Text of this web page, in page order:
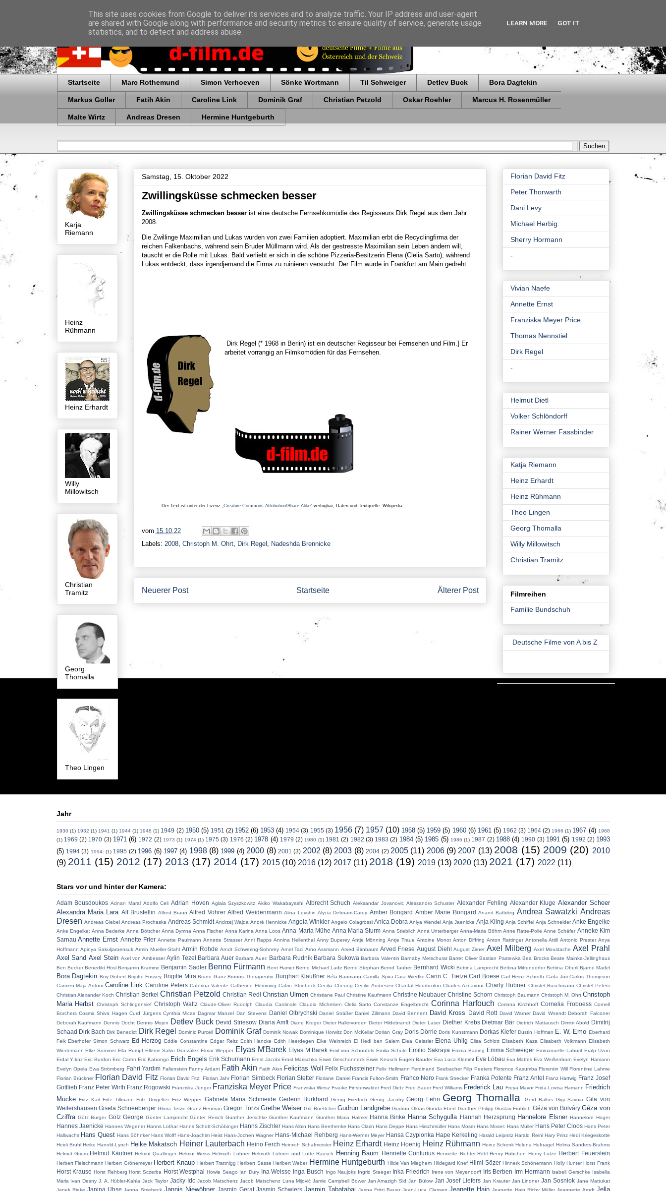
Startseite Marc Rothemund Simon Verhoeven Sönke Wortmann Til Schweiger Detlev Buck Bora Dagtekin
Markus Goller Fatih Akin Caroline Link Dominik Graf Christian Petzold Oskar Roehler Marcus H. Rosenmüller
Malte Wirtz Andreas Dresen Hermine Huntgeburth
Samstag, 15. Oktober 2022
Zwillingsküsse schmecken besser
Zwillingsküsse schmecken besser ist eine deutsche Fernsehkomödie des Regisseurs Dirk Regel aus dem Jahr
2008.
Die Zwillinge Maximilian und Lukas wurden von zwei Familien adoptiert. Maximilian erbt die Recyclingfirma der
reichen Falkenbachs, während sein Bruder Müllmann wird. Als der gestresste Maximilian sein Leben ändern will,
tauscht er die Rolle mit Lukas. Bald verliebt er sich in die schöne Pizzeria-Besitzerin Elena (Clelia Sarto), während
Lukas entdeckt, dass irgendjemand die Firma zu ruinieren versucht. Der Film wurde in Frankfurt am Main gedreht.
Dirk Regel (* 1968 in Berlin) ist ein deutscher Regisseur bei Fernsehen und Film.] Er
arbeitet vorrangig an Filmkomödien für das Fernsehen.
Der Text ist unter der Lizenz „Creative Commons Attribution/Share Alike“verfügbar; Daten und Textquelle: Wikipedia
vom 15.10.22
Labels: 2008, Christoph M. Ohrt, Dirk Regel , Nadeshda Brennicke
Neuerer Post Älterer Post
Startseite
Karja
Riemann
Heinz
Rühmann
Heinz Erhardt
Willy
Millowitsch
Christian
Tramitz
Georg
Thomalla
Theo Lingen
Florian David Fitz
Peter Thorwarth
Dani Levy
Michael Herbig
Sherry Hormann
-
Vivian Naefe
Annette Ernst
Franziska Meyer Price
Thomas Nennstiel
Dirk Regel
-
Helmut Dietl
Volker Schlöndorff
Rainer Werner Fassbinder
Katja Riemann
Heinz Erhardt
Heinz Rühmann
Theo Lingen
Georg Thomalla
Willy Millowitsch
Christian Tramitz
Filmreihen
Familie Bundschuh
Deutsche Filme von A bis Z
Jahr
1930 (1) 1932 (1) 1941 (1) 1944 (1) 1948 (1) 1949 (2) 1950 (5) 1951 (2) 1952 (6) 1953 (4) 1954 (3) 1955 (3) 1956 (7) 1957 (10) 1958 (5) 1959 (5) 1960 (6) 1961 (5) 1962 (3) 1964 (2) 1966 (1) 1967 (4) 1968
(1) 1969 (2) 1970 (3) 1971 (6) 1972 (2) 1973 (1) 1974 (1) 1975 (3) 1976 (2) 1978 (4) 1979 (2) 1980 (1) 1981 (2) 1982 (3) 1983 (2) 1984 (5) 1985 (5) 1986 (1) 1987 (2) 1988 (4) 1990 (3) 1991 (5) 1992 (2) 1993
(5) 1994 (3) 1994: (1) 1995 (2) 1996 (6) 1997 (4) 1998 (8) 1999 (4) 2000 (8) 2001 (3) 2002 (8) 2003 (8) 2004 (2) 2005 (11) 2006 (9) 2007 (13) 2008 (15) 2009 (20) 2010
(9) 2011 (15) 2012 (17) 2013 (17) 2014 (17) 2015 (10) 2016 (12) 2017 (11) 2018 (19) 2019 (13) 2020 (13) 2021 (17) 2022 (11)
Stars vor und hinter der Kamera:
Adam Bousdoukos Adnan Maral Adolfo Celi Adrian Hoven Aglaia Szyszkowitz Akiko Wakabayashi Albrecht Schuch Aleksandar Jovanovic Alessandro Schuster Alexander Fehling Alexander Kluge Alexander Scheer
Alexandra Maria Lara Alf Brustellin Alfred Braun Alfred Vohrer Alfred Weidenmann Alina Levshin Alycia Debnam-Carey Amber Bongard Amber Marie Bongard Anand Batbileg Andrea Sawatzki Andreas
Dresen Andreas Giebel Andreas Prochaska Andreas Schmidt Andrzej Wajda André Hennicke Angela Winkler Angelo Colagrossi Anica Dobra Aniya Wendel Anja Jaenicke Anja Kling Anja Schiffel Anja Schneider Anke Engelke
Anke Engelke: Anna Bederke Anna Böttcher Anna Dymna Anna Fischer Anna Karina Anna Loos Anna Maria Mühe Anna Maria Sturm Anna Stieblich Anna Unterberger Anna-Maria Böhm Anne Ratte-Polle Anne Schäfer Anneke Kim
Sarnau Annette Ernst Annette Frier Annette Paulmann Annette Strasser Anni Rapps Annina Hellenthal Anny Duperey Antje Mönning Antje Traue Antoine Monot Anton Diffring Anton Rattinger Antonella Attili Antonio Prester Anya
Hoffmann Apinya Sakuljaroensuk Armin Mueller-Stahl Armin Rohde Arndt Schwering-Sohnrey Arnel Taci Arno Assmann Arved Birnbaum Arved Friese August Diehl August Zirner Axel Milberg Axel Moustache Axel Prahl
Axel Sand Axel Stein Axel von Ambesser Aylin Tezel Barbara Auer Barbara Auer: Barbara Rudnik Barbara Sukowa Barbara Valentin Barnaby Metschurat Barret Oliver Bastian Pastewka Bea Brocks Beate Mainka-Jellinghaus
Ben Becker Benedikt Hösl Benjamin Kramme Benjamin Sadler Benno Fürmann Bent Hamer Bernd Michael Lade Bernd Stephan Bernd Tauber Bernhard Wicki Bettina Lamprecht Bettina Mittendorfer Bettina Oberli Bjarne Mädel
Bora Dagtekin Boy Gobert Brigitte Fossey Brigitte Mira Bruno Ganz Brunos Therapeutin Burghart Klaußner Béla Baumann Camilla Spira Cara Wiedke Carin C. Tietze Carl Boese Carl Heinz Schroth Carla Juri Carlos Thompson
Carmen-Maja Antoni Caroline Link Caroline Peters Caterina Valente Catherine Flemming Catrin Striebeck Cecilia Cheung Cecilio Andresen Chantal Hourticolon Charles Aznavour Charly Hübner Christel Buschmann Christel Peters
Christian Alexander Koch Christian Berkel Christian Petzold Christian Redl Christian Ulmen Christiane Paul Christine Kaufmann Christine Neubauer Christine Schorn Christoph Baumann Christoph M. Ohrt Christoph
Maria Herbst Christoph Schlingensief Christoph Waltz Claude-Oliver Rudolph Claudia Cardinale Claudia Michelsen Clelia Sarto Constanze Engelbrecht Corinna Harfouch Corinna Kirchhoff Cornelia Froboess Cornell
Borchers Cosma Shiva Hagen Curd Jürgens Cynthia Micas Dagmar Manzel Dan Stevens Daniel Olbrychski Daniel Sträßer Daniel Zillmann David Bennent David Kross David Rott David Warner David Wnendt Deborah Falconer
Deborah Kaufmann Dennis Docht Dennis Mojen Detlev Buck Devid Striesow Diana Amft Diane Kruger Dieter Hallervorden Dieter Hildebrandt Dieter Laser Diether Krebs Dietmar Bär Dietrich Mattausch Dimitri Abold Dimitrij
Schaad Dirk Bach Dirk Benedict Dirk Regel Dominic Purcell Dominik Graf Dominik Nowak Dominique Horwitz Don McKellar Dorian Gray Doris Dörrie Doris Kunstmann Dorkas Kiefer Dustin Hoffman E. W. Emo Eberhard
Feik Eberhofer Simon Schwarz Ed Herzog Eddie Constantine Edgar Reitz Edith Hancke Edith Heerdegen Eike Weinreich El Hedi ben Salem Elea Geissler Elena Uhlig Elisa Schlott Elisabeth Kaza Elisabeth Volkmann Elisabeth
Wiedemann Elke Sommer Ella Rumpf Ellenie Salvo González Elmar Wepper Elyas M'Barek Elyas M’Barek Emil von Schönfels Emilia Schüle Emilio Sakraya Emma Bading Emma Schweiger Emmanuelle Laborit Eralp Uzun
Erdal Yıldız Eric Burdon Eric Carter Eric Kabongo Erich Engels Erik Schumann Ernst Jacobi Ernst Marischka Erwin Geschonneck Erwin Keusch Eugen Bauder Eva Luca Klemmt Eva Löbau Eva Mattes Eva Weißenborn Evelyn Hamann
Evelyn Opela Ewa Strömberg Fahri Yardım Fallenstein Fanny Ardant Fatih Akin Fatih Akın Felicitas Woll Felix Fuchssteiner Felix Hellmann Ferdinand Seebacher Filip Peeters Florence Kasumba Florentin Will Florentine Lahme
Florian Brückner Florian David Fitz Florian David Fitz: Florian Jahr Florian Simbeck Florian Stetter Floriane Daniel Francis Fulton-Smith Franco Nero Frank Strecker Franka Potente Franz Antel Franz Hartwig Franz Josef
Gottlieb Franz Peter Wirth Franz Rogowski Franziska Jünger Franziska Meyer Price Franziska Weisz Frauke Finsterwalder Fred Dietz Fred Sauer Fred Williams Frederick Lau Freya Mavor Frida-Lovisa Hamann Friedrich
Mücke Fritz Karl Fritz Tillmann Fritz Umgelter Fritz Wepper Gabriela Maria Schmeide Gedeon Burkhard Georg Friedrich Georg Jacoby Georg Lehn Georg Thomalla Gerd Baltus Gigi Savoia
Gila von
Weitershausen Gisela Schneeberger Gloria Terzic Granz Henman Gregor Törzs Grethe Weiser Grit Boettcher Gudrun Landgrebe Gudrun Okras Gunda Ebert Gunther Philipp Gustav Fröhlich Géza von Bolváry Géza von
Cziffra Götz Burger Götz George Günter Lamprecht Günter Reisch Günther Jerschke Günther Kaufmann Günther Maria Halmer Hanna Binke Hanna Schygulla Hannah Herzsprung Hannelore Elsner Hannelore Hoger
Hannes Jaenicke Hannes Wegener Hanns Lothar Hanns Schott-Schöbinger Hanns Zischler Hans Albin Hans Beerhenke Hans Clarin Hans Deppe Hans Hirschmüller Hans Moser Hans Moser: Hans Müller Hans Peter Cloos Hans Peter
Hallwachs Hans Quest Hans Söhnker Hans Wolff Hans-Joachim Heist Hans-Jochen Wagner Hans-Michael Rehberg Hans-Werner Meyer Hansa Czypionka Hape Kerkeling Harald Leipnitz Harald Reinl Hary Prinz Hedi Kriegeskotte
Heidi Brühl Heike Hanold-Lynch Heike Makatsch Heiner Lauterbach Heino Ferch Heinrich Schafmeister Heinz Erhardt Heinz Hoenig Heinz Rühmann Heinz Schenk Helena Hufnagel Helma Sanders-Brahms
Helmut Griem Helmut Käutner Helmut Qualtinger Helmut Weiss Helmuth Lohner Helmuth Lohner und Lotte Rausch Henning Baum Henriette Confurius Henriette Richter-Röhl Henry Hübchen Henry Lutze Herbert Feuerstein
Herbert Fleischmann Herbert Grönemeyer Herbert Knaup Herbert Trattnigg Heribert Sasse Heribert Weber Hermine Huntgeburth Hilde Van Mieghem Hildegard Knef Hilmi Sözer Hinnerk Schönemann Holly Hunter Horst Frank
Horst Krause Horst Rehberg Horst Sczerba Horst Westphal Howie Seago Ian Dury Ina Weisse Inga Busch Ingo Naujoks Ingrid Steeger Inka Friedrich Irene von Meyendorff Iris Berben Irm Hermann Isabell Gerschke Isabella
Maria Ivan Desny J. A. Hübler-Kahla Jack Taylor Jacky Ido Jacob Matschenz Jacob Matschenz Luna Mijović Jamie Campbell Bower Jan Amazigh Sid Jan Bülow Jan Josef Liefers Jan Krauter Jan Lindner Jan Sosniok Jana Mattukat
Janek Rieke
Janina Uhse Janna Striebeck Jannis Niewöhner Jasmin Gerat Jasmin Schwiers Jasmin Tabatabai Jasna Fritzi Bauer Jean-Luca Classen Jeanette Hain Jeanette Hain Richy Müller Jeannette Arndt Jella
This site uses cookies from Google to deliver its services and to analyze traffic. Your IP address and user-agent
are shared with Google along with performance and security metrics to ensure quality of service, generate usage
statistics, and to detect and address abuse.
LEARN MORE GOT IT